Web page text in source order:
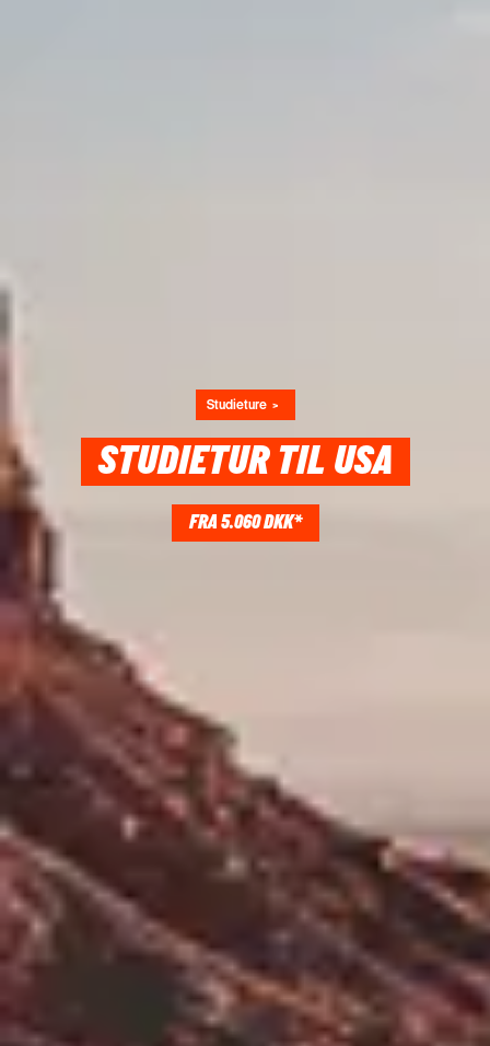
Studieture
STUDIETUR TIL USA
FRA 5.060 DKK*